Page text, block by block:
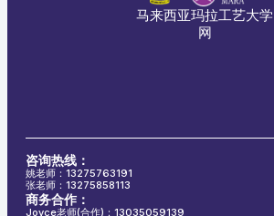
马来西亚玛拉工艺大学
网
咨询热线：
姚老师：13275763191
张老师：13275858113
商务合作：
Joyce老师(合作)：13035059139